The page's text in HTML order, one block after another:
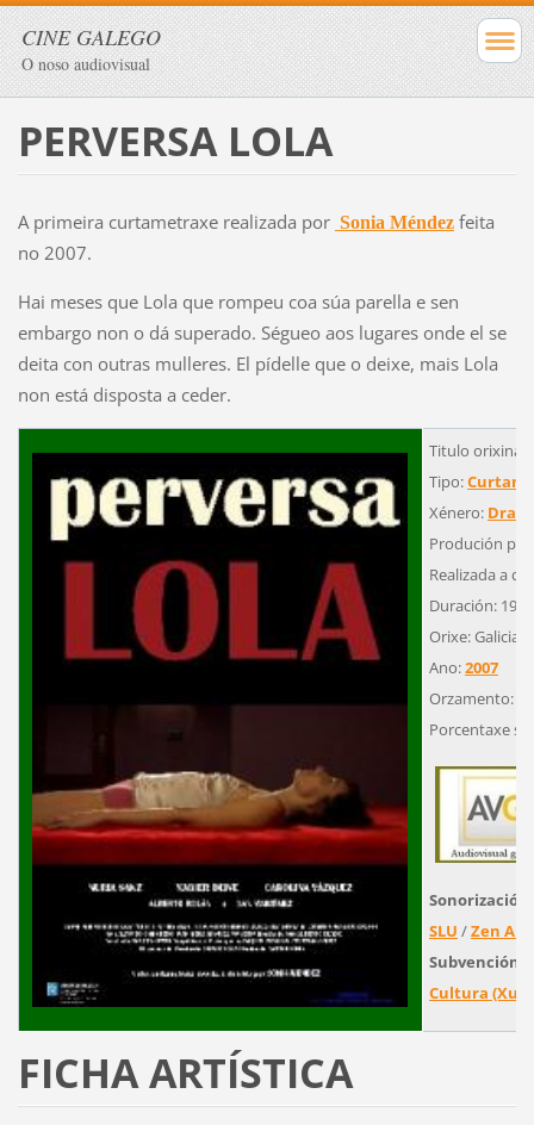
CINE GALEGO
O noso audiovisual
PERVERSA LOLA
A primeira curtametraxe realizada por Sonia Méndez feita
no 2007.
Hai meses que Lola que rompeu coa súa parella e sen
embargo non o dá superado. Ségueo aos lugares onde el se
deita con outras mulleres. El pídelle que o deixe, mais Lola
non está disposta a ceder.
Titulo orixinal:
Tipo:
Xénero:
Produción
Realizada a cor
Duración: 19'
Orixe: Galicia
Ano:2007
Orzamento:
Porcentaxe
SLU /Zen
Subvención
Cultura
FICHA ARTÍSTICA